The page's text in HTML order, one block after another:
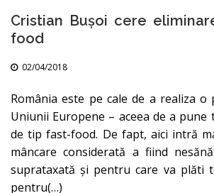
Cristian Buşoi cere
food
02/04/2018
România este pe cale de a realiza
Uniunii Europene – aceea de a pune
de tip fast-food. De fapt, aici intră
mâncare considerată a fiind
suprataxată şi pentru care va plăti
pentru(…)